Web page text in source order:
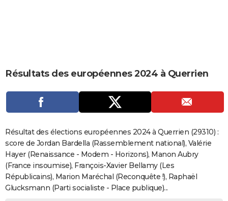
CARTE DE VOEUX
Carte de Noël
Carte Bonne année
Carte Saint-Valentin
Carte Pâques
Carte d'anniversaire
DICTIONNAIRE
Dictionnaire
Biographies
Citations
Expressions
Proverbes
PROGRAMME TV
COPAINS D'AVANT
S'inscrire
Se connecter
Lycées
Collèges
Primaires
Universités
Entreprises
Service militaire
Avis de recherche
AVIS DE DÉCÈS
FORUM
Résultats des européennes 2024 à Querrien
Résultat des élections européennes 2024 à Querrien (29310) :
score de Jordan Bardella (Rassemblement national), Valérie
Hayer (Renaissance - Modem - Horizons), Manon Aubry
(France insoumise), François-Xavier Bellamy (Les
Républicains), Marion Maréchal (Reconquête !), Raphaël
Glucksmann (Parti socialiste - Place publique)...